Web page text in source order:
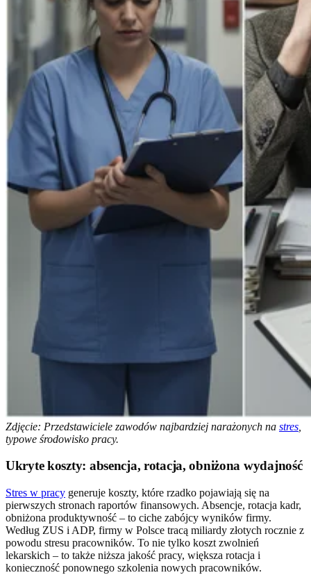
Zdjęcie: Przedstawiciele zawodów najbardziej narażonych na stres
typowe środowisko pracy.
Ukryte koszty: absencja, rotacja, obniżona wydajność
Stres w pracy generuje koszty, które rzadko pojawiają się na
pierwszych stronach raportów finansowych. Absencje, rotacja kadr,
obniżona produktywność – to ciche zabójcy wyników firmy.
Według ZUS i ADP, firmy w Polsce tracą miliardy złotych rocznie z
powodu stresu pracowników. To nie tylko koszt zwolnień
lekarskich – to także niższa jakość pracy, większa rotacja i
konieczność ponownego szkolenia nowych pracowników.